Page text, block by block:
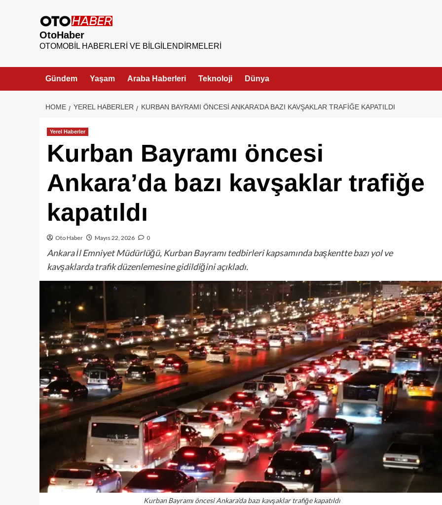
OtoHaber
OTOMOBIL HABERLERI VE BILGILENDIRMELERI
Gündem Yaşam Araba Haberleri Teknoloji Dünya
HOME YEREL HABERLER KURBAN BAYRAMI ÖNCESI ANKARA’DA BAZI KAVŞAKLAR TRAFIĞE KAPATILDI
Yerel Haberler
Kurban Bayramı öncesi
Ankara’da bazı kavşaklar trafiğe
kapatıldı
Oto Haber Mayıs 22, 2026 0
Ankara İl Emniyet Müdürlüğü, Kurban Bayramı tedbirleri kapsamında başkentte bazı yol ve
kavşaklarda trafik düzenlemesine gidildiğini açıkladı.
Kurban Bayramı öncesi Ankara’da bazı kavşaklar trafiğe kapatıldı